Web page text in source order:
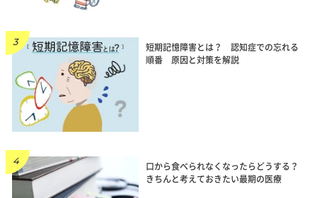
短期記憶障害とは？ 認知症での忘れる
順番 原因と対策を解説
口から食べられなくなったらどうする？
きちんと考えておきたい最期の医療